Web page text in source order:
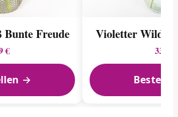
Freude
€
→
Violetter
33 €